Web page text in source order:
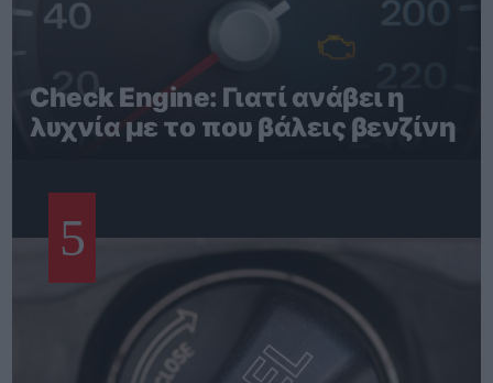
Check Engine: Γιατί ανάβει η
λυχνία με το που βάλεις βενζίνη
5